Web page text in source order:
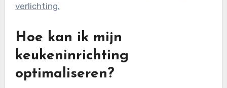
verlichting.
Hoe kan ik mijn
keukeninrichting
optimaliseren?